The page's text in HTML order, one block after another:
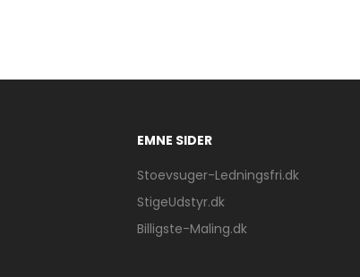
EMNE SIDER
Stoevsuger-Ledningsfri.dk
StigeUdstyr.dk
Billigste-Maling.dk